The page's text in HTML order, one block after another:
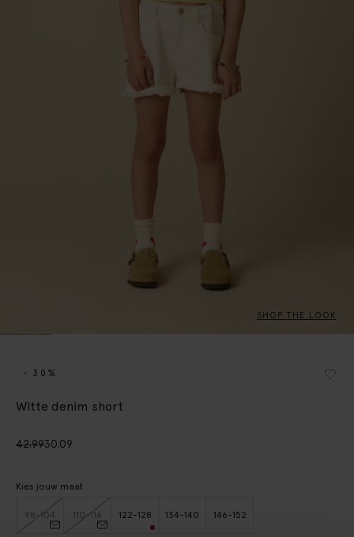
SHOP THE LOOK
- 30%
Witte denim short
42.9930.09
Kies jouw maat
98-104 110-116 122-128 134-140 146-152